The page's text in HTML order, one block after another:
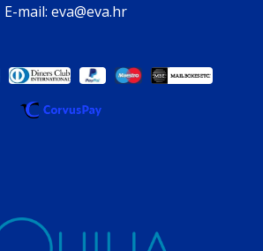
E-mail: eva@eva.hr